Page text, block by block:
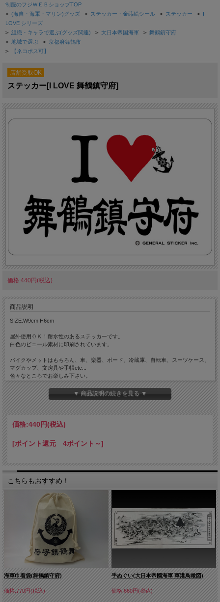
制服のフジＷＥＢショップTOP
> (海自・海軍・マリン)グッズ > ステッカー・金蒔絵シール > ステッカー > I
LOVE シリーズ
> 組織・キャラで選ぶ(グッズ関連) > 大日本帝国海軍 > 舞鶴鎮守府
> 地域で選ぶ > 京都府舞鶴市
> 【ネコポス可】
店舗受取OK
ステッカー[I LOVE 舞鶴鎮守府]
価格:440円(税込)
商品説明
SIZE:W9cm H6cm
屋外使用ＯＫ！耐水性のあるステッカーです。
白色のビニール素材に印刷されています。
バイクやメットはもちろん、車、楽器、ボード、冷蔵庫、自転車、スーツケース、
マグカップ、文房具や手帳etc...
色々なところでお楽しみ下さい。
（サイズはおおよその目安にして下さい。）
▼ 商品説明の続きを見る ▼
価格:440円(税込)
[ポイント還元 4ポイント～]
こちらもおすすめ！
海軍巾着袋(舞鶴鎮守府)
価格:770円(税込)
手ぬぐい(大日本帝國海軍 軍港鳥瞰図)
価格:660円(税込)